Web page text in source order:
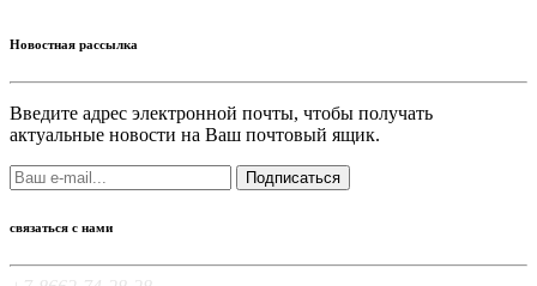
Новостная рассылка
Введите адрес электронной почты, чтобы получать
актуальные новости на Ваш почтовый ящик.
Подписаться
связаться с нами